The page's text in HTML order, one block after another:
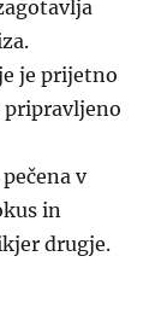
je prijetno
pripravljeno
pečena v
in
drugje.